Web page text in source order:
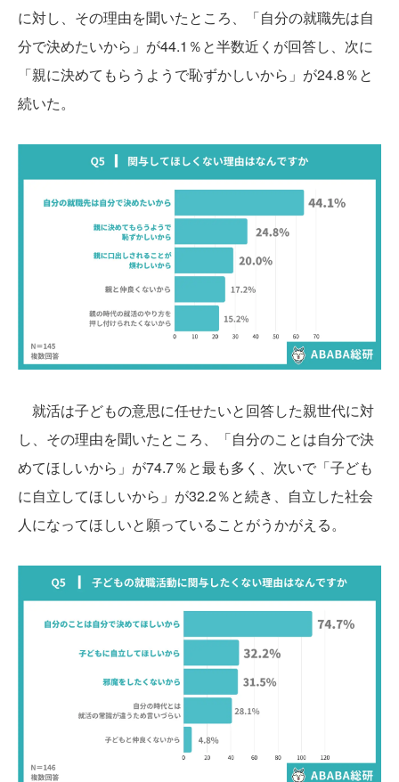
に対し、その理由を聞いたところ、「自分の就職先は自
分で決めたいから」が44.1％と半数近くが回答し、次に
「親に決めてもらうようで恥ずかしいから」が24.8％と
続いた。
就活は子どもの意思に任せたいと回答した親世代に対
し、その理由を聞いたところ、「自分のことは自分で決
めてほしいから」が74.7％と最も多く、次いで「子ども
に自立してほしいから」が32.2％と続き、自立した社会
人になってほしいと願っていることがうかがえる。